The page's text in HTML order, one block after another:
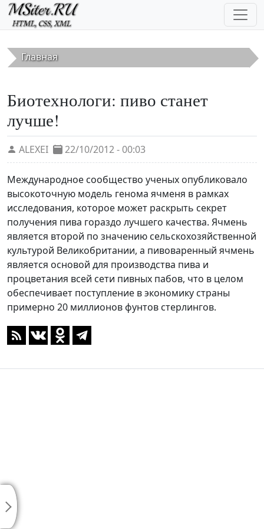
Перейти к основному содержанию
Главная
Биотехнологи: пиво станет
лучше!
ALEXEI 22/10/2012 - 00:03
Международное сообщество ученых опубликовало
высокоточную модель генома ячменя в рамках
исследования, которое может раскрыть секрет
получения пива гораздо лучшего качества. Ячмень
является второй по значению сельскохозяйственной
культурой Великобритании, а пивоваренный ячмень
является основой для производства пива и
процветания всей сети пивных пабов, что в целом
обеспечивает поступление в экономику страны
примерно 20 миллионов фунтов стерлингов.